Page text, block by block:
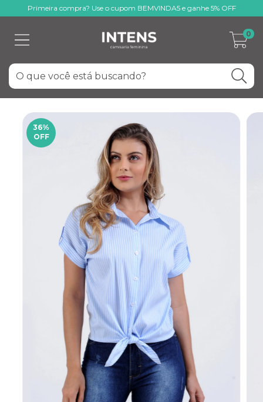
Primeira compra? Use o cupom BEMVINDA5 e ganhe 5% OFF
0
36%
OFF